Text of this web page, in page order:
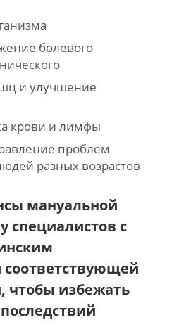
болевого
и улучшение
крови и лимфы
проблем
разных возрастов
мануальной
специалистов с
чтобы избежать